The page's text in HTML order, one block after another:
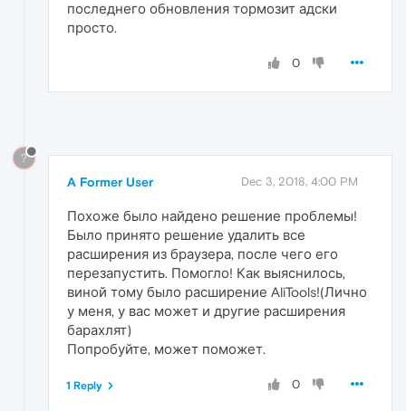
последнего обновления тормозит адски
просто.
0
?
A Former User Dec 3, 2018, 4:00 PM
Похоже было найдено решение проблемы!
Было принято решение удалить все
расширения из браузера, после чего его
перезапустить. Помогло! Как выяснилось,
виной тому было расширение AliTools!(Лично
у меня, у вас может и другие расширения
барахлят)
Попробуйте, может поможет.
0
1 Reply